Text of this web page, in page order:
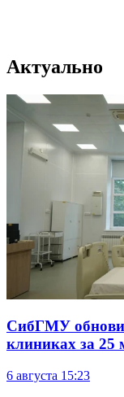
Актуально
СибГМУ
клиниках за 25
6 августа 15:23